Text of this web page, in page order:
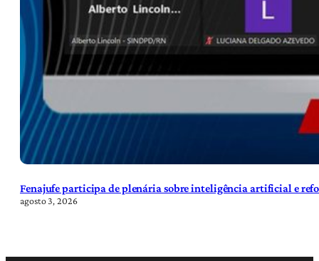
Fenajufe participa de plenária sobre inteligência artificial e
agosto 3, 2026